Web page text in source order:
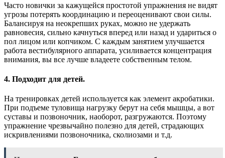
Часто новички за кажущейся простотой упражнения не видят
угрозы потерять координацию и переоценивают свои силы.
Балансируя на неокрепших руках, можно не удержать
равновесия, сильно качнуться вперед или назад и удариться о
пол лицом или копчиком. С каждым занятием улучшается
работа вестибулярного аппарата, усиливается концентрация
внимания, вы все лучше владеете собственным телом.
4. Подходит для детей.
На тренировках детей используется как элемент акробатики.
При подъеме туловища нагрузку берут на себя мышцы, а вот
суставы и позвоночник, наоборот, разгружаются. Поэтому
упражнение чрезвычайно полезно для детей, страдающих
искривлениями позвоночника, сколиозами и т.д.